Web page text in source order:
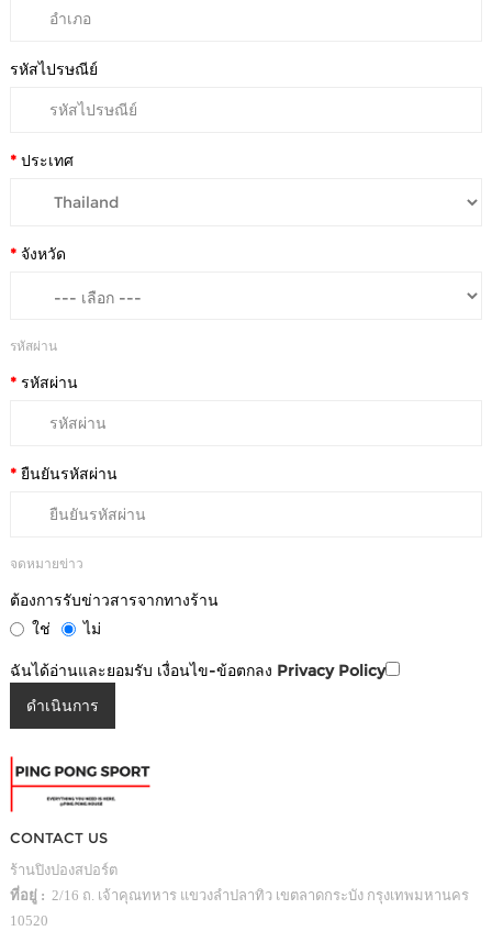
รหัสไปรษณีย์
ประเทศ
จังหวัด
รหัสผ่าน
รหัสผ่าน
ยืนยันรหัสผ่าน
จดหมายข่าว
ต้องการรับข่าวสารจากทางร้าน
ใช่
ไม่
ฉันได้อ่านและยอมรับ เงื่อนไข-ข้อตกลง Privacy Policy
CONTACT US
ร้านปิงปองสปอร์ต
ที่อยู่ : 2/16 ถ. เจ้าคุณทหาร แขวงลำปลาทิว เขตลาดกระบัง กรุงเทพมหานคร
10520